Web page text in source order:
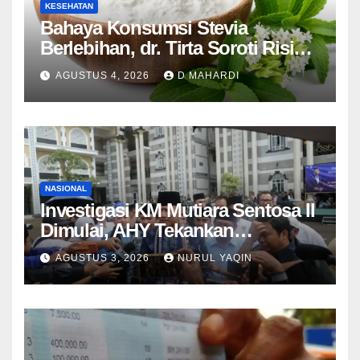
KESEHATAN
Bahaya Konsumsi Stevia
Berlebihan, dr. Tirta Soroti Risiko
Resistensi Insulin
AGUSTUS 4, 2026 D MAHARDI
NASIONAL
Investigasi KM Mutiara Sentosa II
Dimulai, AHY Tekankan
Keselamatan Kapal
AGUSTUS 3, 2026 NURUL YAQIN